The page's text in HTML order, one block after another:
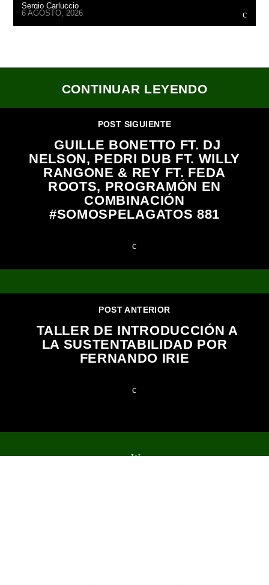
Sergio Carluccio
6 AGOSTO, 2026
CONTINUAR LEYENDO
POST SIGUIENTE
GUILLE BONETTO FT. DJ
NELSON, PEDRI DUB FT. WILLY
RANGONE & REY FT. FEDA
ROOTS, PROGRAMÓN EN
COMBINACIÓN
#SOMOSPELAGATOS 881
POST ANTERIOR
TALLER DE INTRODUCCIÓN A
LA SUSTENTABILIDAD POR
FERNANDO IRIE